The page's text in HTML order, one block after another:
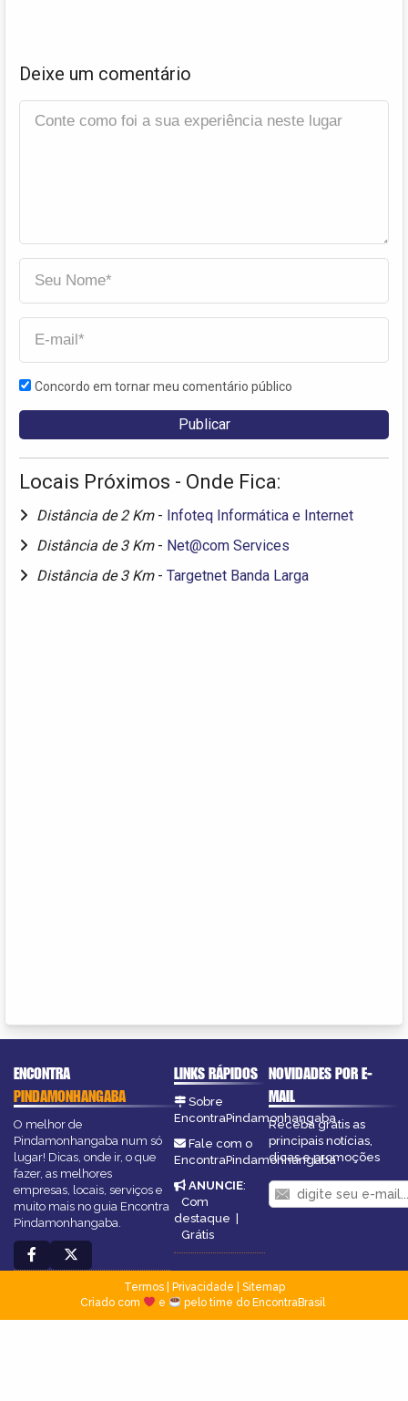
Deixe um comentário
Concordo em tornar meu comentário público
Locais Próximos - Onde Fica:
Distância de 2 Km - Infoteq Informática e Internet
Distância de 3 Km - Net@com Services
Distância de 3 Km - Targetnet Banda Larga
ENCONTRA
PINDAMONHANGABA
O melhor de
Pindamonhangaba num só
lugar! Dicas, onde ir, o que
fazer, as melhores
empresas, locais, serviços e
muito mais no guia Encontra
Pindamonhangaba.
LINKS RÁPIDOS
Sobre
EncontraPindamonhangaba
Fale com o
EncontraPindamonhangaba
ANUNCIE:
Com
destaque |
Grátis
NOVIDADES POR E-
MAIL
Receba grátis as
principais notícias,
dicas e promoções
Termos| Privacidade
Sitemap
Criado com
e pelo time do EncontraBrasil